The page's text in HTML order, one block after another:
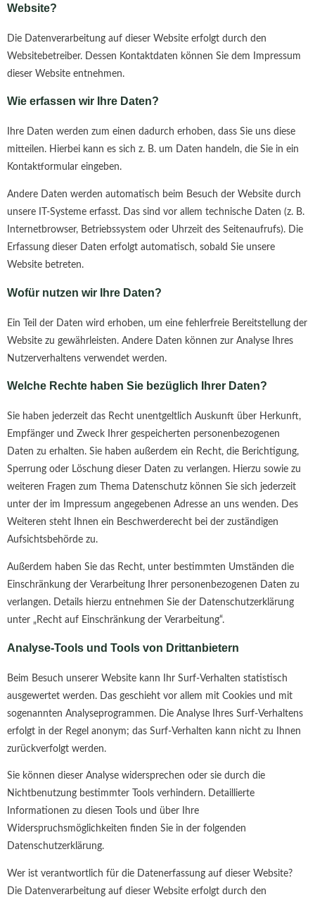
Website?
Die Datenverarbeitung auf dieser Website erfolgt durch den
Websitebetreiber. Dessen Kontaktdaten können Sie dem Impressum
dieser Website entnehmen.
Wie erfassen wir Ihre Daten?
Ihre Daten werden zum einen dadurch erhoben, dass Sie uns diese
mitteilen. Hierbei kann es sich z. B. um Daten handeln, die Sie in ein
Kontaktformular eingeben.
Andere Daten werden automatisch beim Besuch der Website durch
unsere IT-Systeme erfasst. Das sind vor allem technische Daten (z. B.
Internetbrowser, Betriebssystem oder Uhrzeit des Seitenaufrufs). Die
Erfassung dieser Daten erfolgt automatisch, sobald Sie unsere
Website betreten.
Wofür nutzen wir Ihre Daten?
Ein Teil der Daten wird erhoben, um eine fehlerfreie Bereitstellung der
Website zu gewährleisten. Andere Daten können zur Analyse Ihres
Nutzerverhaltens verwendet werden.
Welche Rechte haben Sie bezüglich Ihrer Daten?
Sie haben jederzeit das Recht unentgeltlich Auskunft über Herkunft,
Empfänger und Zweck Ihrer gespeicherten personenbezogenen
Daten zu erhalten. Sie haben außerdem ein Recht, die Berichtigung,
Sperrung oder Löschung dieser Daten zu verlangen. Hierzu sowie zu
weiteren Fragen zum Thema Datenschutz können Sie sich jederzeit
unter der im Impressum angegebenen Adresse an uns wenden. Des
Weiteren steht Ihnen ein Beschwerderecht bei der zuständigen
Aufsichtsbehörde zu.
Außerdem haben Sie das Recht, unter bestimmten Umständen die
Einschränkung der Verarbeitung Ihrer personenbezogenen Daten zu
verlangen. Details hierzu entnehmen Sie der Datenschutzerklärung
unter „Recht auf Einschränkung der Verarbeitung“.
Analyse-Tools und Tools von Drittanbietern
Beim Besuch unserer Website kann Ihr Surf-Verhalten statistisch
ausgewertet werden. Das geschieht vor allem mit Cookies und mit
sogenannten Analyseprogrammen. Die Analyse Ihres Surf-Verhaltens
erfolgt in der Regel anonym; das Surf-Verhalten kann nicht zu Ihnen
zurückverfolgt werden.
Sie können dieser Analyse widersprechen oder sie durch die
Nichtbenutzung bestimmter Tools verhindern. Detaillierte
Informationen zu diesen Tools und über Ihre
Widerspruchsmöglichkeiten finden Sie in der folgenden
Datenschutzerklärung.
Wer ist verantwortlich für die Datenerfassung auf dieser Website?
Die Datenverarbeitung auf dieser Website erfolgt durch den